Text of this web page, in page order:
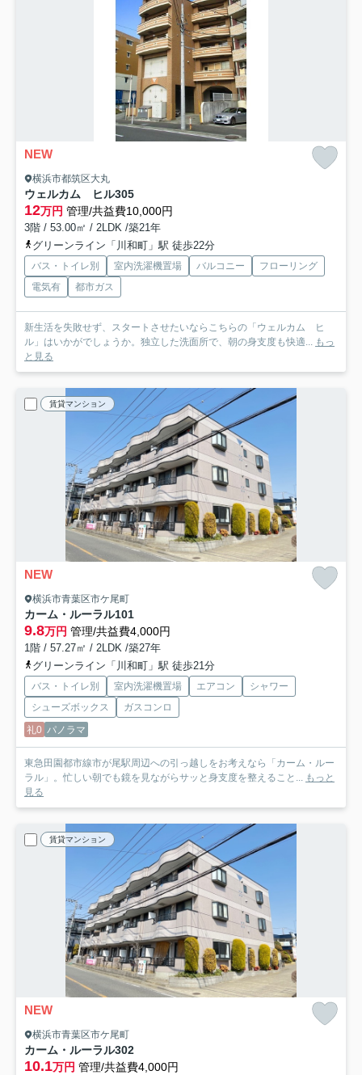
NEW
横浜市都筑区大丸
ウェルカム ヒル305
12万円 管理/共益費10,000円
3階 / 53.00㎡ / 2LDK /築21年
グリーンライン「川和町」駅 徒歩22分
バス・トイレ別 室内洗濯機置場 バルコニー
フローリング
電気有
都市ガス
新生活を失敗せず、スタートさせたいならこちらの「ウェルカム ヒ
ル」はいかがでしょうか。独立した洗面所で、朝の身支度も快適... もっ
と見る
賃貸マンション
NEW
横浜市青葉区市ケ尾町
カーム・ルーラル101
9.8万円 管理/共益費4,000円
1階 / 57.27㎡ / 2LDK /築27年
グリーンライン「川和町」駅 徒歩21分
バス・トイレ別 室内洗濯機置場 エアコン
シャワー
シューズボックス
ガスコンロ
礼0 パノラマ
東急田園都市線市が尾駅周辺への引っ越しをお考えなら「カーム・ルー
ラル」。忙しい朝でも鏡を見ながらサッと身支度を整えること... もっと
見る
賃貸マンション
NEW
横浜市青葉区市ケ尾町
カーム・ルーラル302
10.1万円 管理/共益費4,000円